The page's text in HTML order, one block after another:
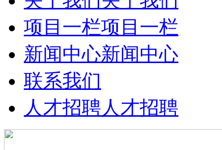
项目一栏项目一栏
新闻中心新闻中心
联系我们
人才招聘人才招聘